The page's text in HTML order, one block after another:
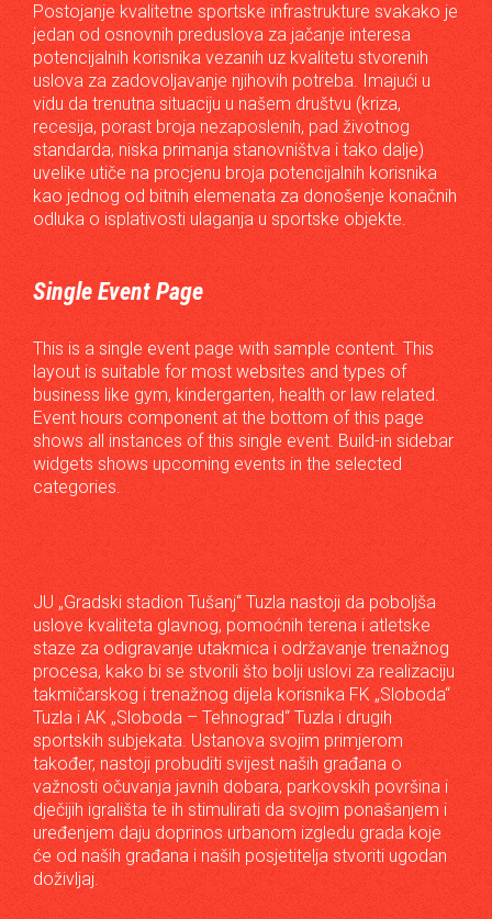
Postojanje kvalitetne sportske infrastrukture svakako je
jedan od osnovnih preduslova za jačanje interesa
potencijalnih korisnika vezanih uz kvalitetu stvorenih
uslova za zadovoljavanje njihovih potreba. Imajući u
vidu da trenutna situaciju u našem društvu (kriza,
recesija, porast broja nezaposlenih, pad životnog
standarda, niska primanja stanovništva i tako dalje)
uvelike utiče na procjenu broja potencijalnih korisnika
kao jednog od bitnih elemenata za donošenje konačnih
odluka o isplativosti ulaganja u sportske objekte.
Single Event Page
This is a single event page with sample content. This
layout is suitable for most websites and types of
business like gym, kindergarten, health or law related.
Event hours component at the bottom of this page
shows all instances of this single event. Build-in sidebar
widgets shows upcoming events in the selected
categories.
JU „Gradski stadion Tušanj“ Tuzla nastoji da poboljša
uslove kvaliteta glavnog, pomoćnih terena i atletske
staze za odigravanje utakmica i održavanje trenažnog
procesa, kako bi se stvorili što bolji uslovi za realizaciju
takmičarskog i trenažnog dijela korisnika FK „Sloboda“
Tuzla i AK „Sloboda – Tehnograd“ Tuzla i drugih
sportskih subjekata. Ustanova svojim primjerom
također, nastoji probuditi svijest naših građana o
važnosti očuvanja javnih dobara, parkovskih površina i
dječijih igrališta te ih stimulirati da svojim ponašanjem i
uređenjem daju doprinos urbanom izgledu grada koje
će od naših građana i naših posjetitelja stvoriti ugodan
doživljaj.